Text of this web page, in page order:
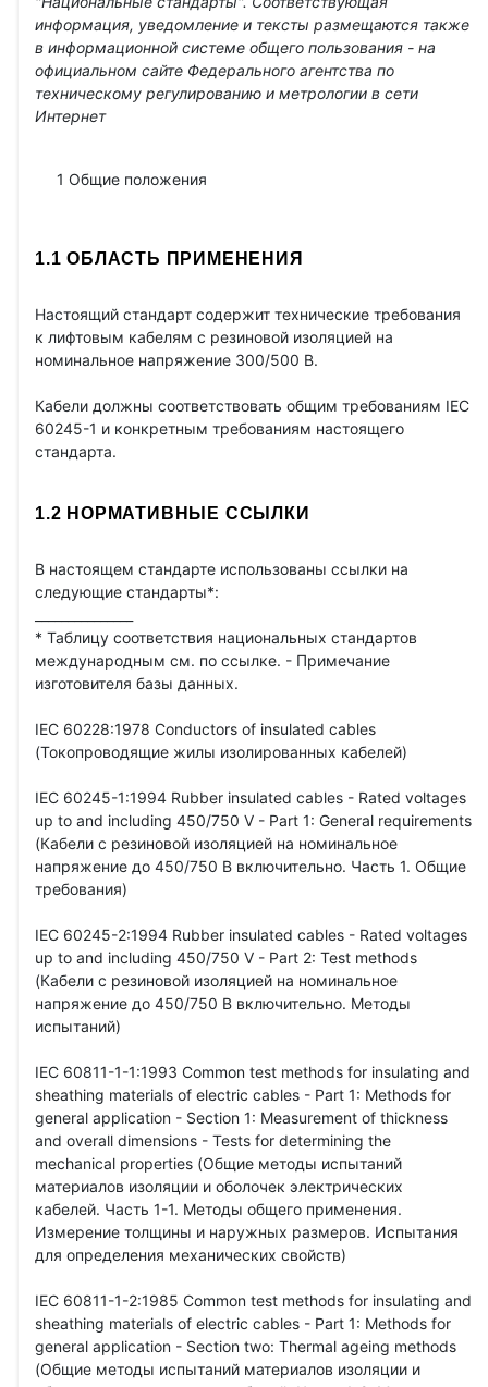
информация, уведомление и тексты размещаются также
в информационной системе общего пользования - на
официальном сайте Федерального агентства по
техническому регулированию и метрологии в сети
Интернет
1 Общие положения
1.1 ОБЛАСТЬ ПРИМЕНЕНИЯ
Настоящий стандарт содержит технические требования
к лифтовым кабелям с резиновой изоляцией на
номинальное напряжение 300/500 В.
Кабели должны соответствовать общим требованиям IEC
60245-1 и конкретным требованиям настоящего
стандарта.
1.2 НОРМАТИВНЫЕ ССЫЛКИ
В настоящем стандарте использованы ссылки на
следующие стандарты*:
* Таблицу соответствия национальных стандартов
международным см. по ссылке. - Примечание
изготовителя базы данных.
IEC 60228:1978 Conductors of insulated cables
(Токопроводящие жилы изолированных кабелей)
IEC 60245-1:1994 Rubber insulated cables - Rated voltages
up to and including 450/750 V - Part 1: General requirements
(Кабели с резиновой изоляцией на номинальное
напряжение до 450/750 В включительно. Часть 1. Общие
требования)
IEC 60245-2:1994 Rubber insulated cables - Rated voltages
up to and including 450/750 V - Part 2: Test methods
(Кабели с резиновой изоляцией на номинальное
напряжение до 450/750 В включительно. Методы
испытаний)
IEC 60811-1-1:1993 Common test methods for insulating and
sheathing materials of electric cables - Part 1: Methods for
general application - Section 1: Measurement of thickness
and overall dimensions - Tests for determining the
mechanical properties (Общие методы испытаний
материалов изоляции и оболочек электрических
кабелей. Часть 1-1. Методы общего применения.
Измерение толщины и наружных размеров. Испытания
для определения механических свойств)
IEC 60811-1-2:1985 Common test methods for insulating and
sheathing materials of electric cables - Part 1: Methods for
general application - Section two: Thermal ageing methods
(Общие методы испытаний материалов изоляции и